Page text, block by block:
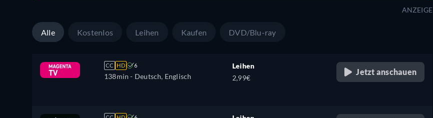
ANZEIGE
Alle Kostenlos Leihen Kaufen DVD/Blu-ray
CC HD 6
138min - Deutsch, Englisch
Leihen
2,99€
Jetzt anschauen